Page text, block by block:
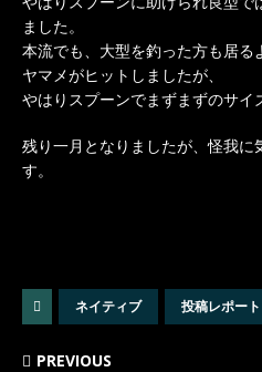
ました。
本流でも、大型を釣った方も居
ヤマメがヒットしましたが、
やはりスプーンでまずまずのサイ
残り一月となりましたが、怪我に
す。
ネイティブ 投稿レポート
PREVIOUS